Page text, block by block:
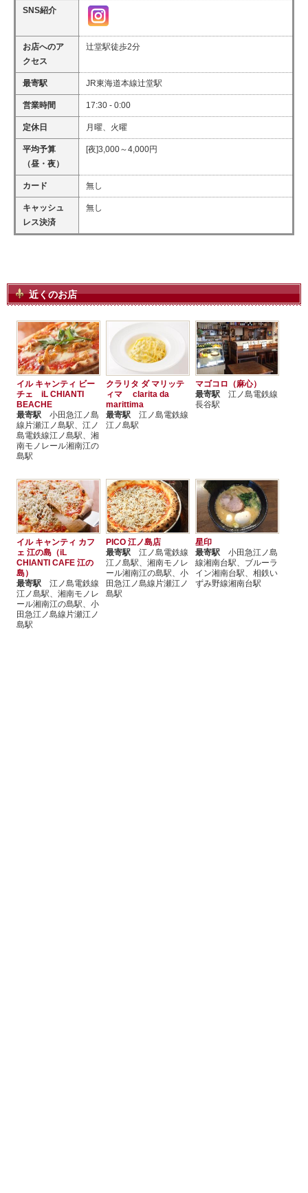
SNS紹介
お店へのア
クセス
辻堂駅徒歩2分
最寄駅 JR東海道本線辻堂駅
営業時間 17:30 - 0:00
定休日 月曜、火曜
平均予算
（昼・夜）
[夜]3,000～4,000円
カード 無し
キャッシュ
レス決済
無し
近くのお店
イル キャンティ ビー
チェ iL CHIANTI
BEACHE
最寄駅 小田急江ノ島
線片瀬江ノ島駅、江ノ
島電鉄線江ノ島駅、湘
南モノレール湘南江の
島駅
クラリタ ダ マリッテ
ィマ clarita da
marittima
最寄駅 江ノ島電鉄線
江ノ島駅
マゴコロ（麻心）
最寄駅 江ノ島電鉄線
長谷駅
イル キャンティ カフ
ェ 江の島（iL
CHIANTI CAFE 江の
島）
最寄駅 江ノ島電鉄線
江ノ島駅、湘南モノレ
ール湘南江の島駅、小
田急江ノ島線片瀬江ノ
島駅
PICO 江ノ島店
最寄駅 江ノ島電鉄線
江ノ島駅、湘南モノレ
ール湘南江の島駅、小
田急江ノ島線片瀬江ノ
島駅
星印
最寄駅 小田急江ノ島
線湘南台駅、ブルーラ
イン湘南台駅、相鉄い
ずみ野線湘南台駅